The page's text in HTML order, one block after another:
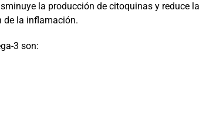
la producción de citoquinas y reduce la
de la inflamación.
3 son: